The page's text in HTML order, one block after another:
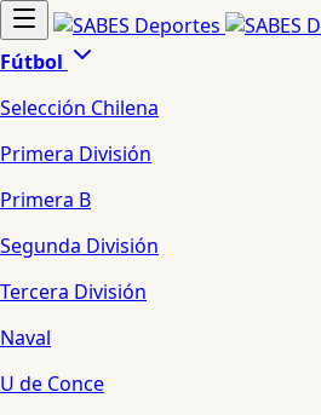
Fútbol
Selección Chilena
Primera División
Primera B
Segunda División
Tercera División
Naval
U de Conce